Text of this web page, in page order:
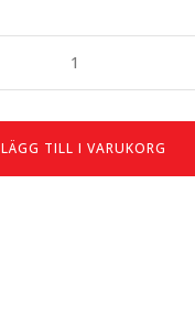
LÄGG TILL I VARUKORG